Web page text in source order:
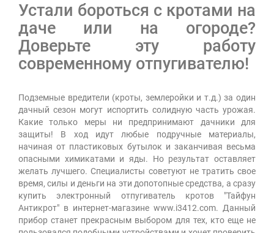
Устали бороться с кротами на
даче или на огороде?
Доверьте эту работу
современному отпугивателю!
Подземные вредители (кроты, землеройки и т.д.) за один
дачный сезон могут испортить солидную часть урожая.
Какие только меры ни предпринимают дачники для
защиты! В ход идут любые подручные материалы,
начиная от пластиковых бутылок и заканчивая весьма
опасными химикатами и яды. Но результат оставляет
желать лучшего. Специалисты советуют не тратить свое
время, силы и деньги на эти допотопные средства, а сразу
купить электронный отпугиватель кротов "Тайфун
Антикрот" в интернет-магазине www.i3412.com. Данный
прибор станет прекрасным выбором для тех, кто еще не